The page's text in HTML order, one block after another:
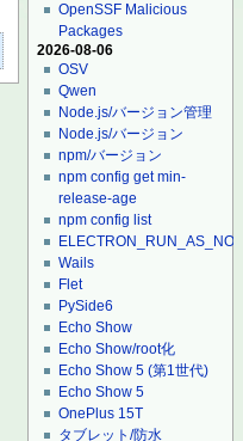
OpenSSF Malicious
Packages
2026-08-06
OSV
Qwen
Node.js/バージョン管理
Node.js/バージョン
npm/バージョン
npm config get min-
release-age
npm config list
Wails
Flet
PySide6
Echo Show
Echo Show/root化
Echo Show 5 (第1世代)
Echo Show 5
OnePlus 15T
タブレット/防水